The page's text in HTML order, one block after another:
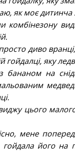
як моє дитинча
комбінезону
диво
гойдалці, яку
бананом на
цього
мене
гойдала його на